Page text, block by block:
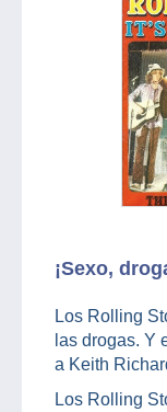
¡Sexo,
Los Rolling
las drogas. Y
a Keith
Los Rolling